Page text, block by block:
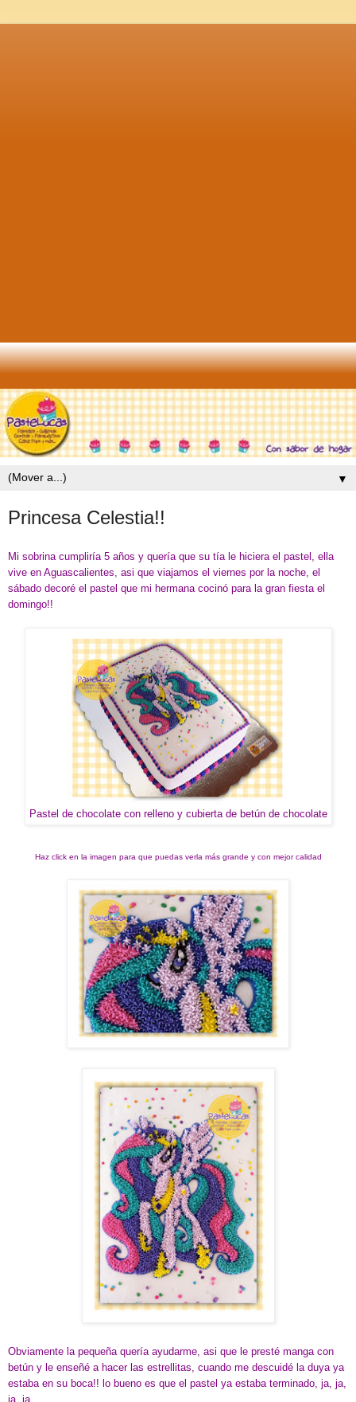
▼
Princesa Celestia!!
Mi sobrina cumpliría 5 años y quería que su tía le hiciera el pastel, ella
vive en Aguascalientes, asi que viajamos el viernes por la noche, el
sábado decoré el pastel que mi hermana cocinó para la gran fiesta el
domingo!!
Pastel de chocolate con relleno y cubierta de betún de chocolate
Haz click en la imagen para que puedas verla más grande y con mejor calidad
Obviamente la pequeña quería ayudarme, asi que le presté manga con
betún y le enseñé a hacer las estrellitas, cuando me descuidé la duya ya
estaba en su boca!! lo bueno es que el pastel ya estaba terminado, ja, ja,
ja, ja